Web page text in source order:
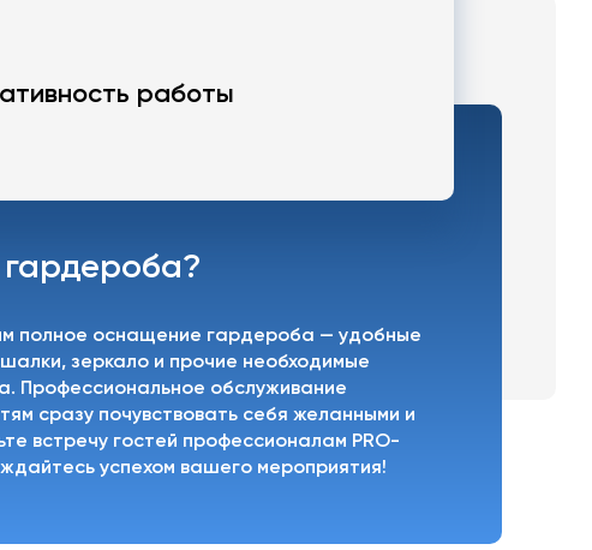
работы
гардероба?
полное оснащение гардероба — удобные
зеркало и прочие необходимые
Профессиональное обслуживание
сразу почувствовать себя желанными и
встречу гостей профессионалам PRO-
успехом вашего мероприятия!